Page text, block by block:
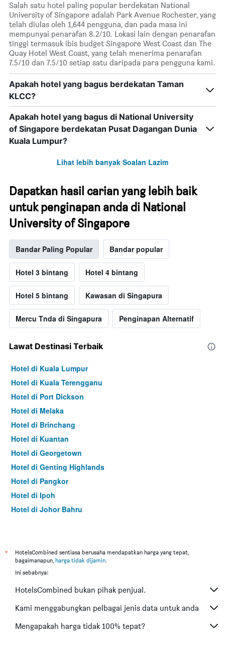
Salah satu hotel paling popular berdekatan National
University of Singapore adalah Park Avenue Rochester, yang
telah diulas oleh 1,644 pengguna, dan pada masa ini
mempunyai penarafan 8.2/10. Lokasi lain dengan penarafan
tinggi termasuk ibis budget Singapore West Coast dan The
Quay Hotel West Coast, yang telah menerima penarafan
7.5/10 dan 7.5/10 setiap satu daripada para pengguna kami.
Apakah hotel yang bagus berdekatan Taman
KLCC?
Apakah hotel yang bagus di National University
of Singapore berdekatan Pusat Dagangan Dunia
Kuala Lumpur?
Lihat lebih banyak Soalan Lazim
Dapatkan hasil carian yang lebih baik
untuk penginapan anda di National
University of Singapore
Bandar Paling Popular Bandar popular
Hotel 3 bintang Hotel 4 bintang
Hotel 5 bintang Kawasan di Singapura
Mercu Tnda di Singapura Penginapan Alternatif
Lawat Destinasi Terbaik
Hotel di Kuala Lumpur
Hotel di Kuala Terengganu
Hotel di Port Dickson
Hotel di Melaka
Hotel di Brinchang
Hotel di Kuantan
Hotel di Georgetown
Hotel di Genting Highlands
Hotel di Pangkor
Hotel di Ipoh
Hotel di Johor Bahru
Hotel di Kuching
Hotel di Tokyo
Hotel di Bangkok
Hotel di Putrajaya
Hotel di Shah Alam
*
HotelsCombined sentiasa berusaha mendapatkan harga yang tepat,
bagaimanapun, harga tidak dijamin.
Ini sebabnya:
HotelsCombined bukan pihak penjual.
Kami menggabungkan pelbagai jenis data untuk anda
Mengapakah harga tidak 100% tepat?